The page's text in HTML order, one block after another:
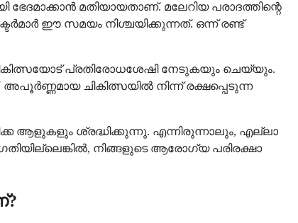
മതിയായതാണ്. മലേറിയ പരാദത്തിന്റെ
ഈ സമയം നിശ്ചയിക്കുന്നത്. ഒന്ന് രണ്ട്
പ്രതിരോധശേഷി നേടുകയും ചെയ്യും.
ചികിത്സയിൽ നിന്ന് രക്ഷപ്പെടുന്ന
ആളുകളും ശ്രദ്ധിക്കുന്നു. എന്നിരുന്നാലും, എല്ലാ
നിങ്ങളുടെ ആരോഗ്യ പരിരക്ഷാ